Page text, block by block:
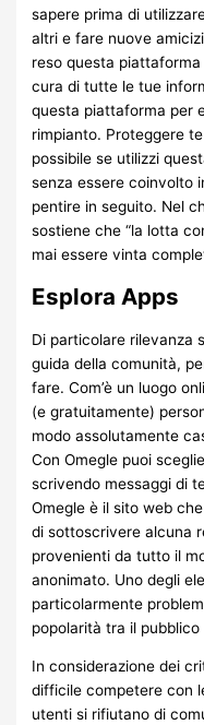
sapere prima di
altri e fare nuove
reso questa
cura di tutte le tue
questa piattaforma per
rimpianto. Proteggere
possibile se utilizzi
senza essere coinvolto
pentire in seguito. Nel
sostiene che “la lotta
mai essere vinta
Esplora Apps
Di particolare rilevanza
guida della comunità,
fare. Com’è un luogo
(e gratuitamente)
modo assolutamente
Con Omegle puoi
scrivendo messaggi di
Omegle è il sito web
di sottoscrivere alcuna
provenienti da tutto il
anonimato. Uno degli
particolarmente
popolarità tra il pubblico
In considerazione dei
difficile competere con
utenti si rifiutano di